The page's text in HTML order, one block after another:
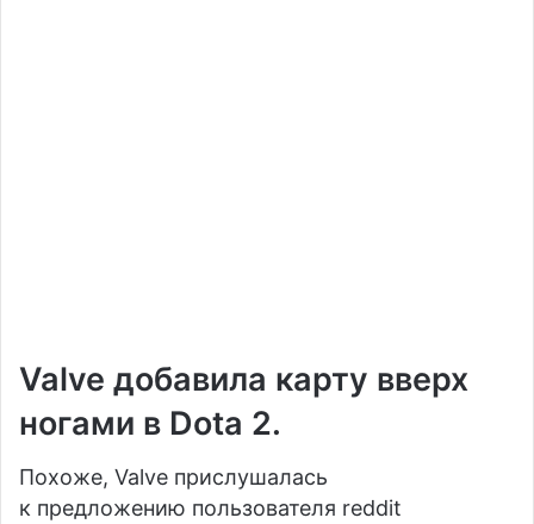
Valve добавила карту вверх
ногами в Dota 2.
Похоже, Valve прислушалась
к предложению пользователя reddit